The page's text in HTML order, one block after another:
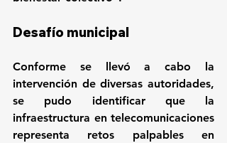
Desafío municipal
Conforme se llevó a cabo la
intervención de diversas autoridades,
se pudo identificar que la
infraestructura en telecomunicaciones
representa retos palpables en